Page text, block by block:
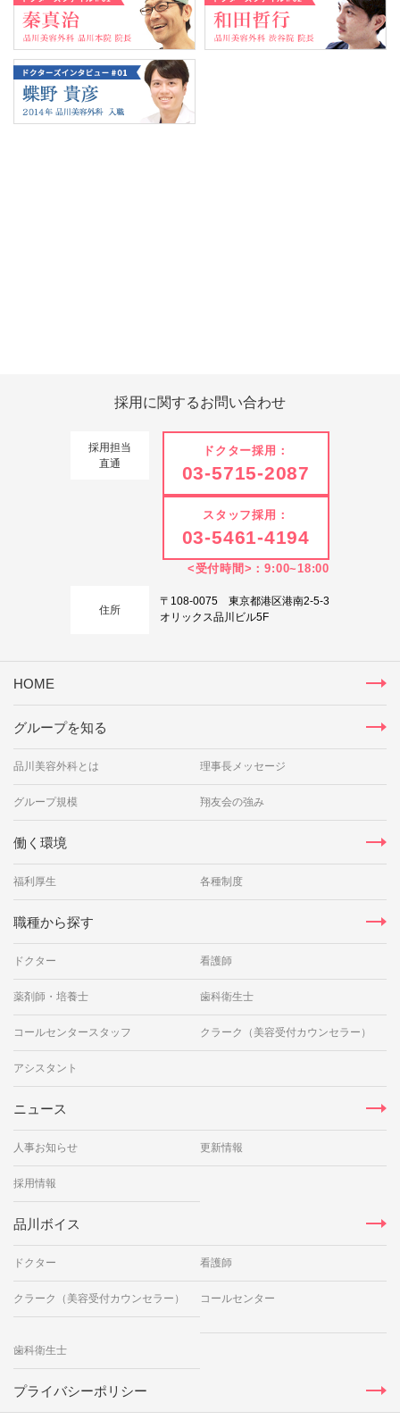
採用に関するお問い合わせ
採用担当
直通
ドクター採用：
03-5715-2087
スタッフ採用：
03-5461-4194
<受付時間>：9:00~18:00
住所
〒108-0075 東京都港区港南2-5-3
オリックス品川ビル5F
HOME
グループを知る
品川美容外科とは 理事長メッセージ
グループ規模 翔友会の強み
働く環境
福利厚生 各種制度
職種から探す
ドクター 看護師
薬剤師・培養士 歯科衛生士
コールセンタースタッフ クラーク（美容受付カウンセラー）
アシスタント
ニュース
人事お知らせ 更新情報
採用情報
品川ボイス
ドクター 看護師
クラーク（美容受付カウンセラー） コールセンター
歯科衛生士
プライバシーポリシー